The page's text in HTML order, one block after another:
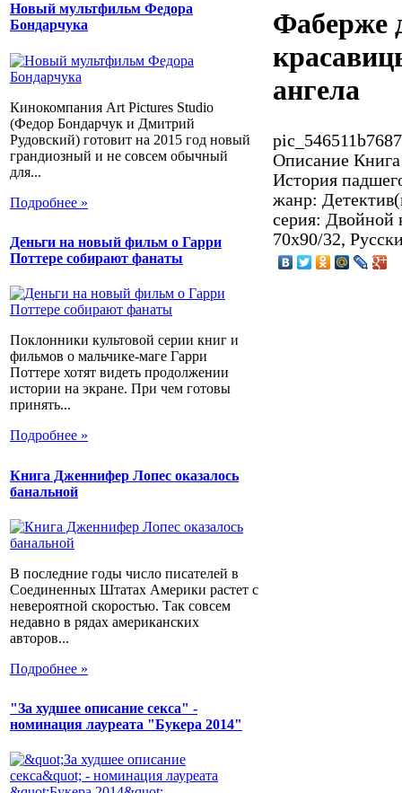
Новый мультфильм Федора
Бондарчука
Кинокомпания Art Pictures Studio
(Федор Бондарчук и Дмитрий
Рудовский) готовит на 2015 год новый
грандиозный и не совсем обычный
для...
Подробнее »
Деньги на новый фильм о Гарри
Поттере собирают фанаты
Поклонники культовой серии книг и
фильмов о мальчике-маге Гарри
Поттере хотят видеть продолжении
истории на экране. При чем готовы
принять...
Подробнее »
Книга Дженнифер Лопес оказалось
банальной
В последние годы число писателей в
Соединенных Штатах Америки растет с
невероятной скоростью. Так совсем
недавно в рядах американских
авторов...
Подробнее »
"За худшее описание секса" -
номинация лауреата "Букера 2014"
Фаберже
ангела
Описание
История
жанр:
серия: Двойной
70x90/32,